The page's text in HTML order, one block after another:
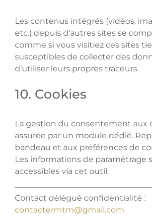
Les contenus intégrés (vidéos,
etc.) depuis d’autres sites se
comme si vous visitiez ces sites
susceptibles de collecter des
d’utiliser leurs propres traceurs.
10. Cookies
La gestion du consentement aux
assurée par un module dédié.
bandeau et aux préférences de
Les informations de paramétrage
accessibles via cet outil.
Contact délégué confidentialité :
contactermtm@gmail.com